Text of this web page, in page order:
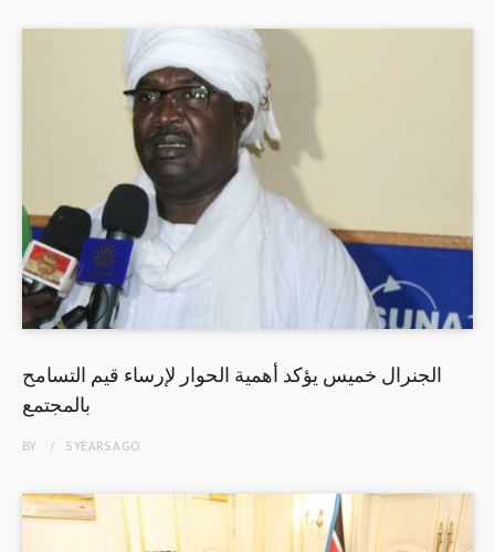
الجنرال خميس يؤكد أهمية الحوار لإرساء قيم التسامح
بالمجتمع
BY 5 YEARSAGO